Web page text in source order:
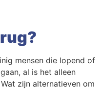
mensen die lopend of
al is het alleen
zijn alternatieven om